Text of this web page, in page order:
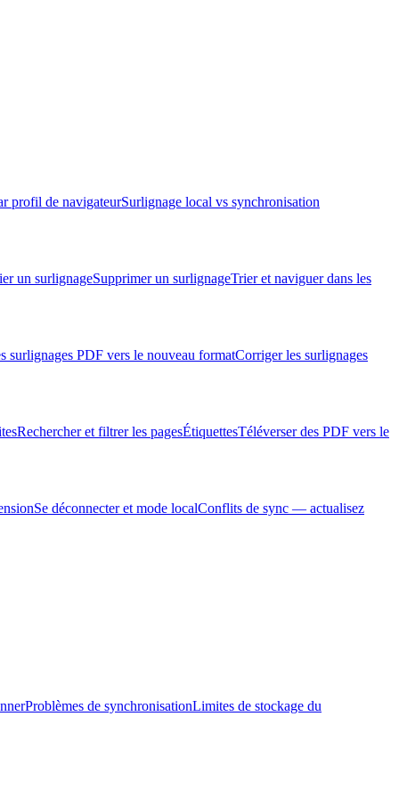
profil de navigateurSurlignage local vs synchronisation
un surlignageSupprimer un surlignageTrier et naviguer dans les
surlignages PDF vers le nouveau formatCorriger les surlignages
Rechercher et filtrer les pagesÉtiquettesTéléverser des PDF vers le
Se déconnecter et mode localConflits de sync — actualisez
Problèmes de synchronisationLimites de stockage du